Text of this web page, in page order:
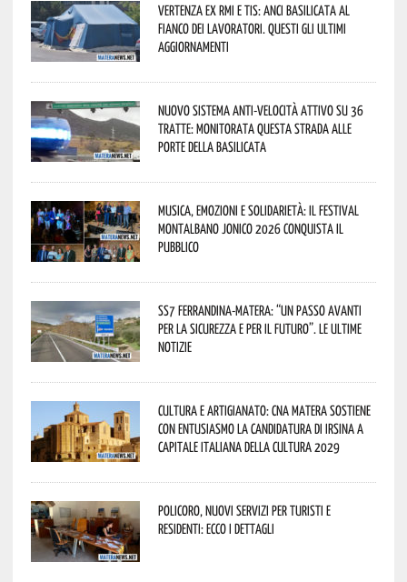
Vertenza ex RMI e TIS: ANCI Basilicata al
fianco dei lavoratori. Questi gli ultimi
aggiornamenti
Nuovo sistema anti-velocità attivo su 36
tratte: monitorata questa strada alle
porte della Basilicata
Musica, emozioni e solidarietà: il Festival
Montalbano Jonico 2026 conquista il
pubblico
SS7 Ferrandina-Matera: “Un passo avanti
per la sicurezza e per il futuro”. Le ultime
notizie
Cultura e Artigianato: CNA Matera sostiene
con entusiasmo la candidatura di Irsina a
Capitale Italiana della Cultura 2029
Policoro, nuovi servizi per turisti e
residenti: ecco i dettagli